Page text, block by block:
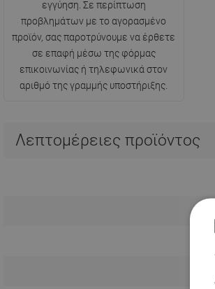
εγγύηση. Σε περίπτωση
προβλημάτων με το αγορασμένο
προϊόν, σας παροτρύνουμε να έρθετε
σε επαφή μέσω της φόρμας
επικοινωνίας ή τηλεφωνικά στον
αριθμό της γραμμής υποστήριξης.
Λεπτομέρειες προϊόντος